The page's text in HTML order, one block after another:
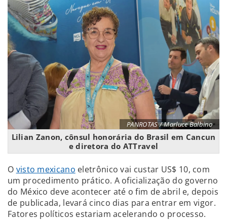
PANROTAS / Marluce Balbino
Lilian Zanon, cônsul honorária do Brasil em Cancun
e diretora do ATTravel
O visto mexicano eletrônico vai custar US$ 10, com
um procedimento prático. A oficialização do governo
do México deve acontecer até o fim de abril e, depois
de publicada, levará cinco dias para entrar em vigor.
Fatores políticos estariam acelerando o processo.